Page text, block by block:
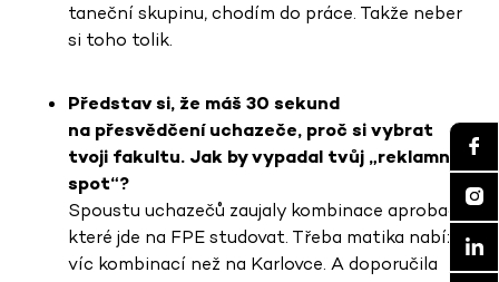
taneční skupinu, chodím do práce. Takže neber
si toho tolik.
Představ si, že máš 30 sekund
na přesvědčení uchazeče, proč si vybrat
tvoji fakultu. Jak by vypadal tvůj „reklamní
spot“?
Spoustu uchazečů zaujaly kombinace aprobací,
které jde na FPE studovat. Třeba matika nabízí
víc kombinací než na Karlovce. A doporučila